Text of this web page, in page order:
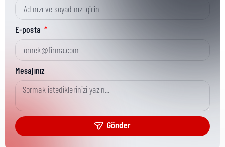
Kısa Parça No:
Ürün Grubu:
Ürün Kategorisi:
Nakliye Yüksekliği:
E-posta
Mesajınız
Gönder